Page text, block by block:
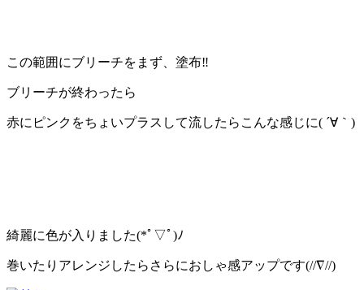
この範囲にブリーチをまず、塗布‼︎
ブリーチが終わったら
赤にピンクをちょいプラスして流したらこんな感じに( ´∀｀)
綺麗に色が入りました(*ﾟ▽ﾟ)ﾉ
巻いたりアレンジしたらさらにおしゃ感アップです(//∇//)